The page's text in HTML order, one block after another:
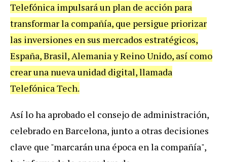
Telefónica impulsará un plan de acción para
transformar la compañía, que persigue priorizar
las inversiones en sus mercados estratégicos,
España, Brasil, Alemania y Reino Unido, así como
crear una nueva unidad digital, llamada
Telefónica Tech.
Así lo ha aprobado el consejo de administración,
celebrado en Barcelona, junto a otras decisiones
clave que "marcarán una época en la compañía",